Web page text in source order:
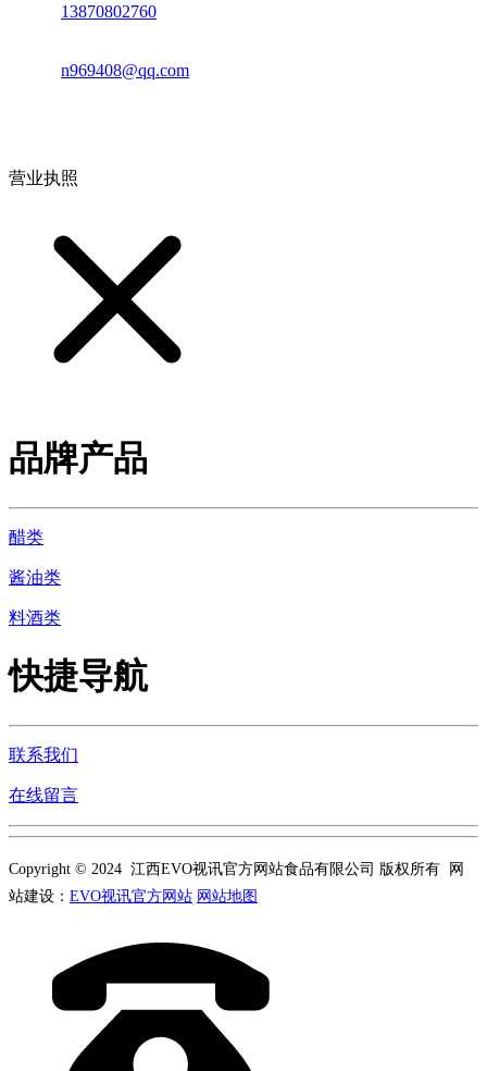
13870802760
n969408@qq.com
营业执照
品牌产品
醋类
酱油类
料酒类
快捷导航
联系我们
在线留言
Copyright © 2024 江西EVO视讯官方网站食品有限公司 版权所有 网
站建设： EVO视讯官方网站 网站地图